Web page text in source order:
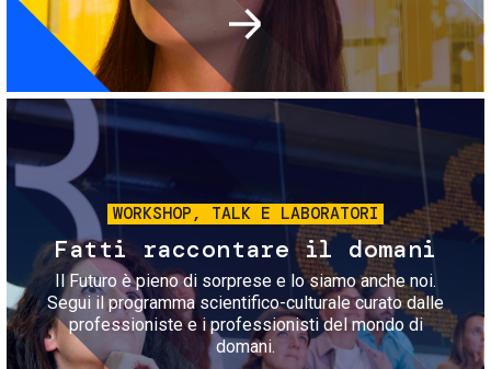
Immagine
WORKSHOP, TALK E LABORATORI
Fatti raccontare il domani
Il Futuro è pieno di sorprese e lo siamo anche noi.
Segui il programma scientifico-culturale curato dalle
professioniste e i professionisti del mondo di
domani.